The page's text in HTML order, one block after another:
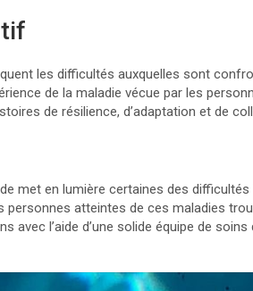
les difficultés auxquelles sont
de la maladie vécue par les
de résilience, d’adaptation et de
met en lumière certaines des
atteintes de ces maladies
avec l’aide d’une solide équipe de soins